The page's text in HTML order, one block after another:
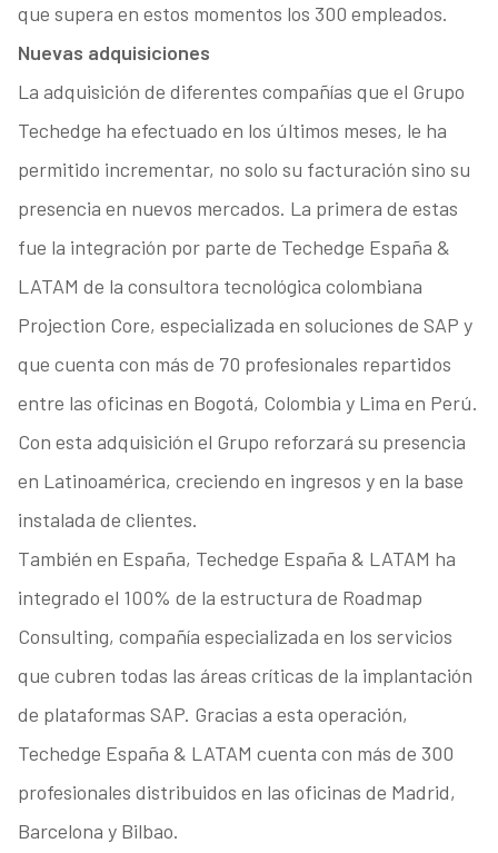
que supera en estos momentos los 300 empleados.
Nuevas adquisiciones
La adquisición de diferentes compañías que el Grupo
Techedge ha efectuado en los últimos meses, le ha
permitido incrementar, no solo su facturación sino su
presencia en nuevos mercados. La primera de estas
fue la integración por parte de Techedge España &
LATAM de la consultora tecnológica colombiana
Projection Core, especializada en soluciones de SAP y
que cuenta con más de 70 profesionales repartidos
entre las oficinas en Bogotá, Colombia y Lima en Perú.
Con esta adquisición el Grupo reforzará su presencia
en Latinoamérica, creciendo en ingresos y en la base
instalada de clientes.
También en España, Techedge España & LATAM ha
integrado el 100% de la estructura de Roadmap
Consulting, compañía especializada en los servicios
que cubren todas las áreas críticas de la implantación
de plataformas SAP. Gracias a esta operación,
Techedge España & LATAM cuenta con más de 300
profesionales distribuidos en las oficinas de Madrid,
Barcelona y Bilbao.